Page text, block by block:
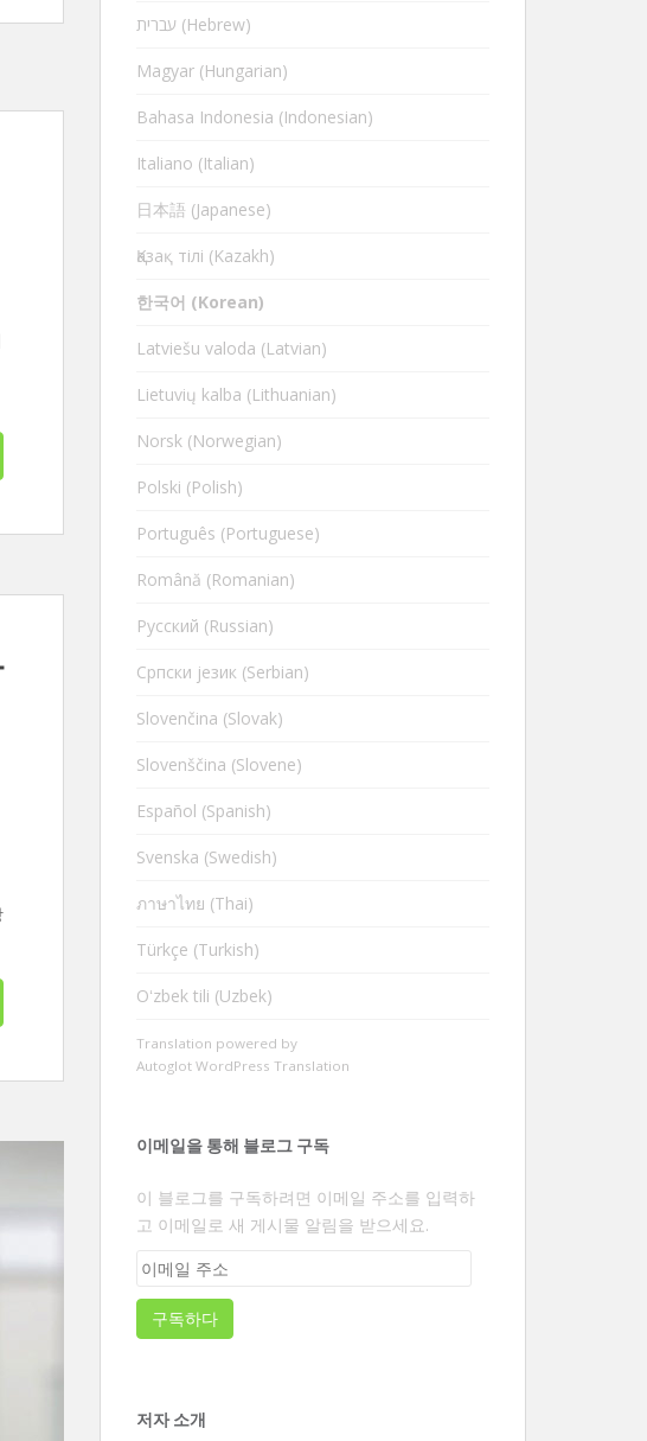
עברית (Hebrew)
Magyar (Hungarian)
Bahasa Indonesia (Indonesian)
Italiano (Italian)
日本語 (Japanese)
Қазақ тілі (Kazakh)
한국어 (Korean)
Latviešu valoda (Latvian)
Lietuvių kalba (Lithuanian)
Norsk (Norwegian)
Polski (Polish)
Português (Portuguese)
Română (Romanian)
Русский (Russian)
Cрпски језик (Serbian)
Slovenčina (Slovak)
Slovenščina (Slovene)
Español (Spanish)
Svenska (Swedish)
ภาษาไทย (Thai)
Türkçe (Turkish)
Oʻzbek tili (Uzbek)
Translation powered by
Autoglot WordPress Translation
이메일을 통해 블로그 구독
이 블로그를 구독하려면 이메일 주소를 입력하
고 이메일로 새 게시물 알림을 받으세요.
이
주
구독하다
저자 소개